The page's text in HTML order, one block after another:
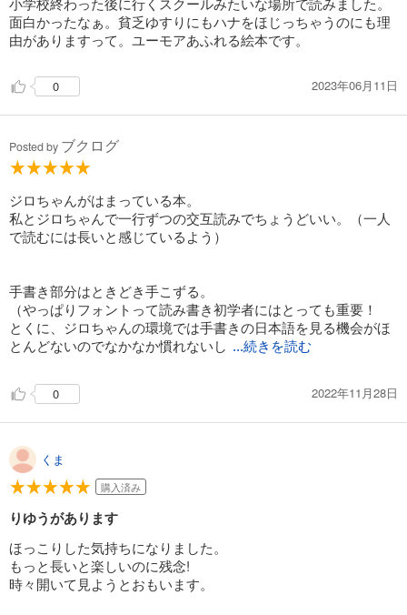
面白かったなぁ。貧乏ゆすりにもハナをほじっちゃうのにも理
由がありますって。ユーモアあふれる絵本です。
0 2023年06月11日
Posted by ブクログ
ジロちゃんがはまっている本。
私とジロちゃんで一行ずつの交互読みでちょうどいい。（一人
で読むには長いと感じているよう）
手書き部分はときどき手こずる。
（やっぱりフォントって読み書き初学者にはとっても重要！
とくに、ジロちゃんの環境では手書きの日本語を見る機会がほ
とんどないのでなかなか慣れないし ...続きを読む
0 2022年11月28日
くま
購入済み
りゆうがあります
ほっこりした気持ちになりました。
もっと長いと楽しいのに残念!
時々開いて見ようとおもいます。